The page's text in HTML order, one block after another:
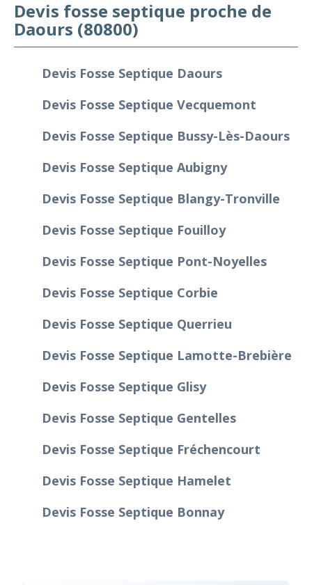
Devis fosse septique proche de
Daours (80800)
Devis Fosse Septique Daours
Devis Fosse Septique Vecquemont
Devis Fosse Septique Bussy-Lès-Daours
Devis Fosse Septique Aubigny
Devis Fosse Septique Blangy-Tronville
Devis Fosse Septique Fouilloy
Devis Fosse Septique Pont-Noyelles
Devis Fosse Septique Corbie
Devis Fosse Septique Querrieu
Devis Fosse Septique Lamotte-Brebière
Devis Fosse Septique Glisy
Devis Fosse Septique Gentelles
Devis Fosse Septique Fréchencourt
Devis Fosse Septique Hamelet
Devis Fosse Septique Bonnay